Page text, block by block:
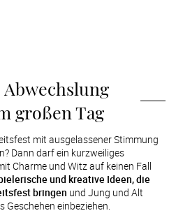
großen Tag
mit ausgelassener Stimmung
Dann darf ein kurzweiliges
Charme und Witz auf keinen Fall
und kreative Ideen, die
bringen und Jung und Alt
Geschehen einbeziehen.